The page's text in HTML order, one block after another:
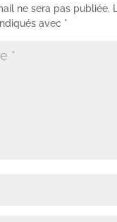
ne sera pas publiée.
avec *